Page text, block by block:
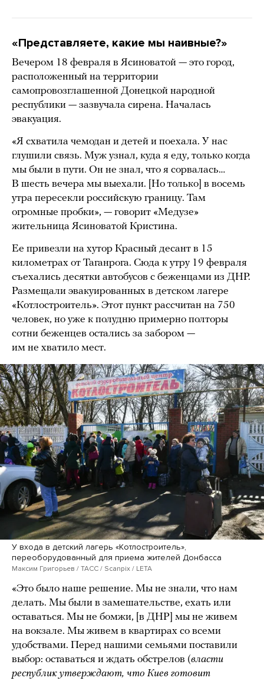
«Представляете, какие мы наивные?»
Вечером 18 февраля в Ясиноватой — это город,
расположенный на территории
самопровозглашенной Донецкой народной
республики — зазвучала сирена. Началась
эвакуация.
«Я схватила чемодан и детей и поехала. У нас
глушили связь. Муж узнал, куда я еду, только когда
мы были в пути. Он не знал, что я сорвалась…
В шесть вечера мы выехали. [Но только] в восемь
утра пересекли российскую границу. Там
огромные пробки», — говорит «Медузе»
жительница Ясиноватой Кристина.
Ее привезли на хутор Красный десант в 15
километрах от Таганрога. Сюда к утру 19 февраля
съехались десятки автобусов с беженцами из ДНР.
Размещали эвакуированных в детском лагере
«Котлостроитель». Этот пункт рассчитан на 750
человек, но уже к полудню примерно полторы
сотни беженцев остались за забором —
им не хватило мест.
У входа в детский лагерь «Котлостроитель»,
переоборудованный для приема жителей Донбасса
Максим Григорьев / ТАСС / Scanpix / LETA
«Это было наше решение. Мы не знали, что нам
делать. Мы были в замешательстве, ехать или
оставаться. Мы не бомжи, [в ДНР] мы не живем
на вокзале. Мы живем в квартирах со всеми
удобствами. Перед нашими семьями поставили
выбор: оставаться и ждать обстрелов (власти
республик утверждают, что Киев готовит